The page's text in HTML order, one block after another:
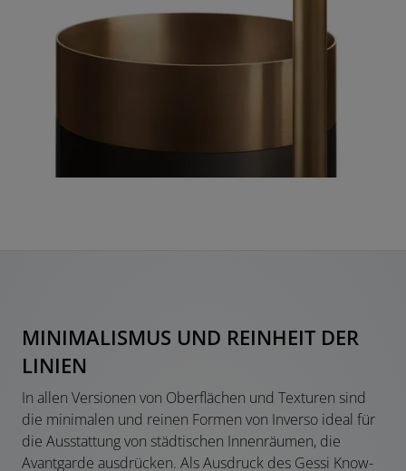
MINIMALISMUS UND REINHEIT DER
LINIEN
In allen Versionen von Oberflächen und Texturen sind
die minimalen und reinen Formen von Inverso ideal für
die Ausstattung von städtischen Innenräumen, die
Avantgarde ausdrücken. Als Ausdruck des Gessi Know-